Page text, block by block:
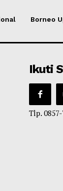
Borneo
Ikuti
Tlp.